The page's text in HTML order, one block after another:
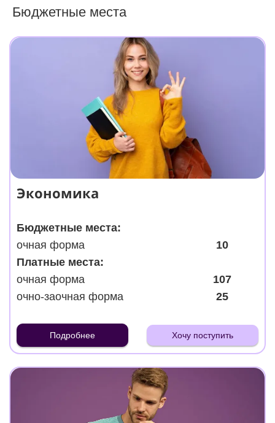
Бюджетные места
Экономика
Бюджетные места:
очная форма
Платные места:
очная форма
очно-заочная форма
10
107
25
Подробнее Хочу поступить